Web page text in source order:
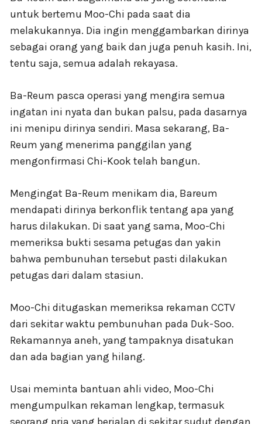
untuk bertemu Moo-Chi pada saat dia
melakukannya. Dia ingin menggambarkan dirinya
sebagai orang yang baik dan juga penuh kasih. Ini,
tentu saja, semua adalah rekayasa.
Ba-Reum pasca operasi yang mengira semua
ingatan ini nyata dan bukan palsu, pada dasarnya
ini menipu dirinya sendiri. Masa sekarang, Ba-
Reum yang menerima panggilan yang
mengonfirmasi Chi-Kook telah bangun.
Mengingat Ba-Reum menikam dia, Bareum
mendapati dirinya berkonflik tentang apa yang
harus dilakukan. Di saat yang sama, Moo-Chi
memeriksa bukti sesama petugas dan yakin
bahwa pembunuhan tersebut pasti dilakukan
petugas dari dalam stasiun.
Moo-Chi ditugaskan memeriksa rekaman CCTV
dari sekitar waktu pembunuhan pada Duk-Soo.
Rekamannya aneh, yang tampaknya disatukan
dan ada bagian yang hilang.
Usai meminta bantuan ahli video, Moo-Chi
mengumpulkan rekaman lengkap, termasuk